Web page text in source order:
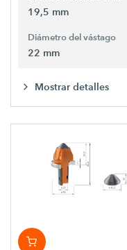
19,5 mm
Diámetro del vástago
22 mm
Mostrar detalles